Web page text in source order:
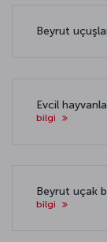
Beyrut
Evcil
bilgi
Beyrut uçak
bilgi